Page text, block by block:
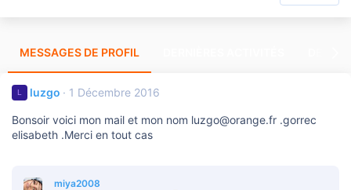
MESSAGES DE PROFIL
L luzgo 1 Décembre 2016
Bonsoir voici mon mail et mon nom luzgo@orange.fr .gorrec
elisabeth .Merci en tout cas
miya2008